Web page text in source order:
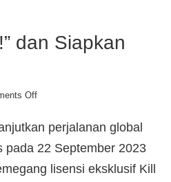
dan Siapkan
Off
perjalanan global
pada 22 September 2023
lisensi eksklusif Kill